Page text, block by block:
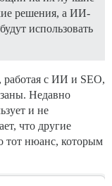
решения, а ИИ-
использовать
работая с ИИ и SEO,
Недавно
и не
что другие
тот нюанс, которым